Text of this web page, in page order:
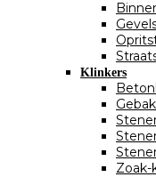
Klinkers
Zoak-